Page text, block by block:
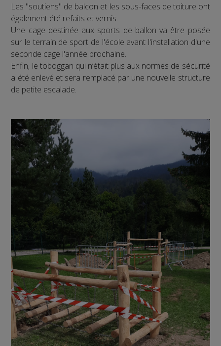
Les "soutiens" de balcon et les sous-faces de toiture ont
également été refaits et vernis.
Une cage destinée aux sports de ballon va être posée
sur le terrain de sport de l'école avant l'installation d'une
seconde cage l'année prochaine.
Enfin, le toboggan qui n’était plus aux normes de sécurité
a été enlevé et sera remplacé par une nouvelle structure
de petite escalade.